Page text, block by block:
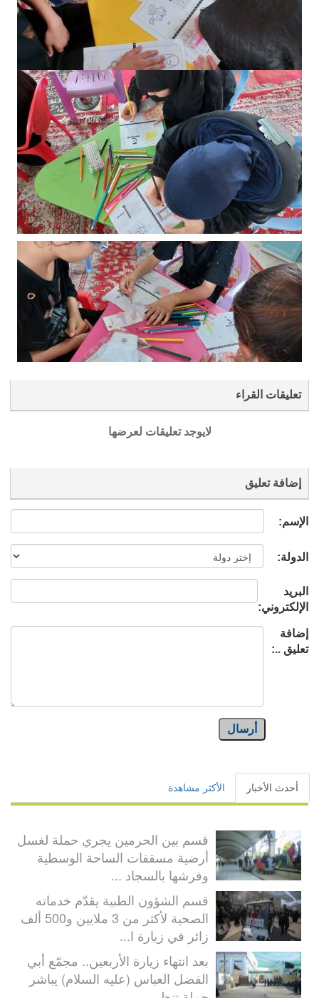
تعليقات القراء
لايوجد تعليقات لعرضها
إضافة تعليق
الإسم:
الدولة:
البريد
الإلكتروني:
إضافة
تعليق ..:
أرسال
أحدث الأخبار الأكثر مشاهدة
قسم بين الحرمين يجري حملة لغسل
أرضية مسقفات الساحة الوسطية
وفرشها بالسجاد ...
قسم الشؤون الطبية يقدّم خدماته
الصحية لأكثر من 3 ملايين و500 ألف
زائر في زيارة ا...
بعد انتهاء زيارة الأربعين.. مجمّع أبي
الفضل العباس (عليه السلام) يباشر